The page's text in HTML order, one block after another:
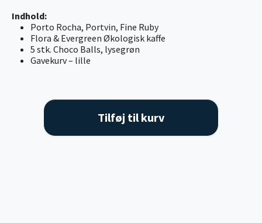
Indhold:
Porto Rocha, Portvin, Fine Ruby
Flora & Evergreen Økologisk kaffe
5 stk. Choco Balls, lysegrøn
Gavekurv – lille
Tilføj til kurv